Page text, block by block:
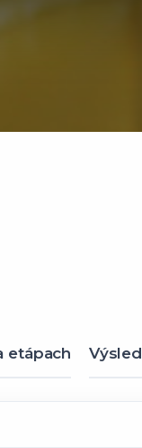
etápach